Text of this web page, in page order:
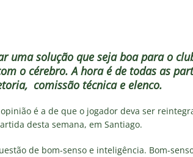
uma solução que seja boa para o
o cérebro. A hora é de todas as
comissão técnica e elenco.
é a de que o jogador deva ser
desta semana, em Santiago.
de bom-senso e inteligência. Bom-